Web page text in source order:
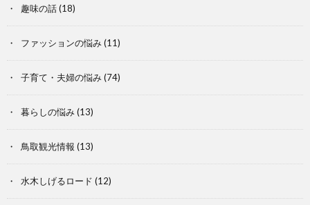
趣味の話(18)
ファッションの悩み(11)
子育て・夫婦の悩み(74)
暮らしの悩み(13)
鳥取観光情報 (13)
水木しげるロード (12)